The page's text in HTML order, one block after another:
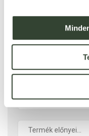
ÉRTÉKELÉST ÍROK